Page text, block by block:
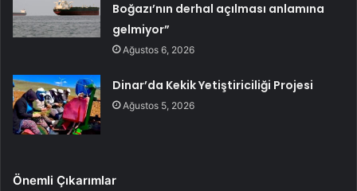
Boğazı’nın derhal açılması anlamına
gelmiyor”
Ağustos 6, 2026
Dinar’da Kekik Yetiştiriciliği Projesi
Ağustos 5, 2026
Önemli Çıkarımlar